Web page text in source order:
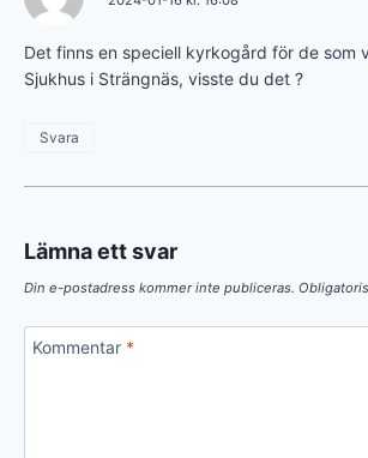
Det finns en speciell kyrkogård för de som
Sjukhus i Strängnäs, visste du det ?
Svara
Lämna ett svar
Din e-postadress kommer inte publiceras.
Kommentar *